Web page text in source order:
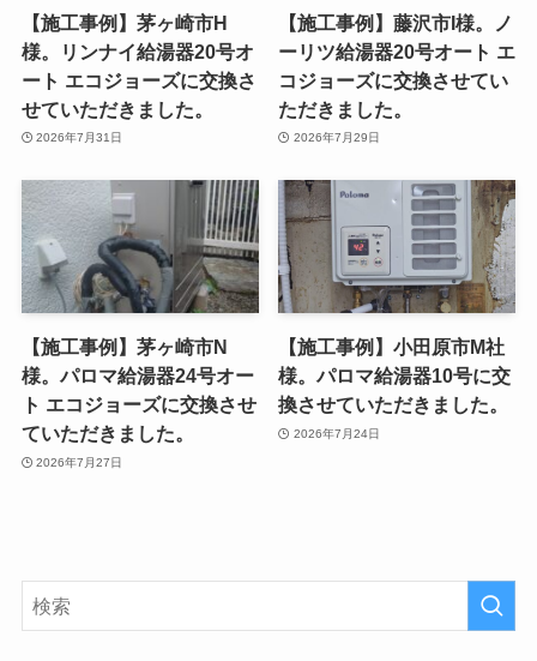
【施工事例】茅ヶ崎市H
様。リンナイ給湯器20号オ
ート エコジョーズに交換さ
せていただきました。
2026年7月31日
【施工事例】藤沢市I様。ノ
ーリツ給湯器20号オート エ
コジョーズに交換させてい
ただきました。
2026年7月29日
【施工事例】茅ヶ崎市N
様。パロマ給湯器24号オー
ト エコジョーズに交換させ
ていただきました。
2026年7月27日
【施工事例】小田原市M社
様。パロマ給湯器10号に交
換させていただきました。
2026年7月24日